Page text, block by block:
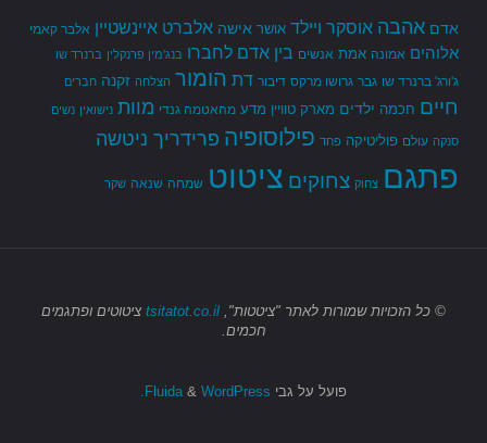
אדם אהבה אוסקר ויילד אושר אישה אלברט איינשטיין אלבר קאמי
אלוהים אמונה אמת אנשים בין אדם לחברו בנג'מין פרנקלין ברנרד שו
ג'ורג' ברנרד שו גבר גרושו מרקס דיבור דת הומור הצלחה זקנה חברים
חיים חכמה ילדים מארק טוויין מדע מהאטמה גנדי מוות נישואין נשים
סנקה עולם פוליטיקה פחד פילוסופיה פרידריך ניטשה
פתגם צחוק צחוקים ציטוט שמחה שנאה שקר
© כל הזכויות שמורות לאתר "ציטטות", tsitatot.co.il ציטוטים ופתגמים
חכמים.
פועל על גבי & WordPress.